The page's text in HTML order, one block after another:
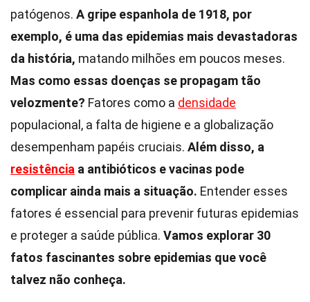
patógenos. A gripe espanhola de 1918, por
exemplo, é uma das epidemias mais devastadoras
da história, matando milhões em poucos meses.
Mas como essas doenças se propagam tão
velozmente? Fatores como a densidade
populacional, a falta de higiene e a globalização
desempenham papéis cruciais. Além disso, a
resistência a antibióticos e vacinas pode
complicar ainda mais a situação. Entender esses
fatores é essencial para prevenir futuras epidemias
e proteger a saúde pública. Vamos explorar 30
fatos fascinantes sobre epidemias que você
talvez não conheça.